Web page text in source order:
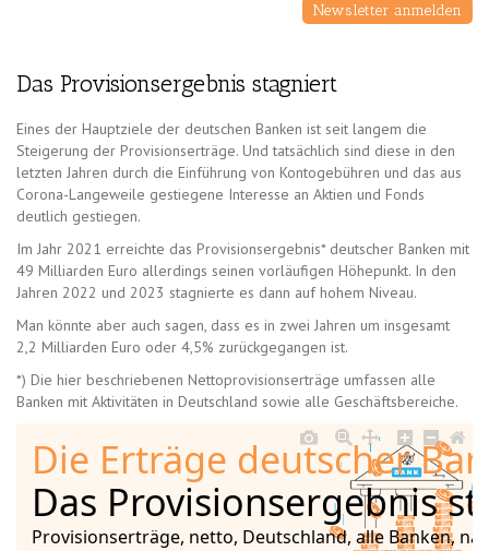
Newsletter anmelden
Das Provisionsergebnis stagniert
Eines der Hauptziele der deutschen Banken ist seit langem die
Steigerung der Provisionserträge. Und tatsächlich sind diese in den
letzten Jahren durch die Einführung von Kontogebühren und das aus
Corona-Langeweile gestiegene Interesse an Aktien und Fonds
deutlich gestiegen.
Im Jahr 2021 erreichte das Provisionsergebnis* deutscher Banken mit
49 Milliarden Euro allerdings seinen vorläufigen Höhepunkt. In den
Jahren 2022 und 2023 stagnierte es dann auf hohem Niveau.
Man könnte aber auch sagen, dass es in zwei Jahren um insgesamt
2,2 Milliarden Euro oder 4,5% zurückgegangen ist.
*) Die hier beschriebenen Nettoprovisionserträge umfassen alle
Banken mit Aktivitäten in Deutschland sowie alle Geschäftsbereiche.
Die Erträge deutscher
Das Provisionsergebnis
Provisionserträge, netto, Deutschland, alle Banken,